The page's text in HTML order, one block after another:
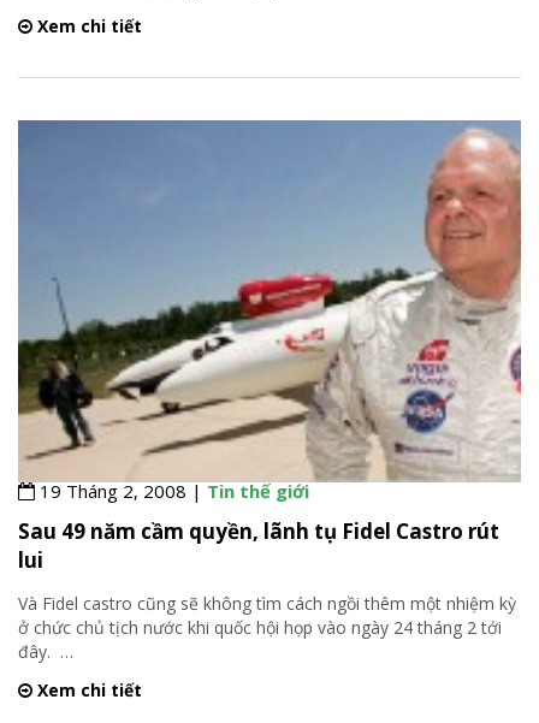
Xem chi tiết
19 Tháng 2, 2008 |Tin thế giới
Sau 49 năm cầm quyền, lãnh tụ Fidel Castro rút
lui
Và Fidel castro cũng sẽ không tìm cách ngồi thêm một nhiệm kỳ
ở chức chủ tịch nước khi quốc hội họp vào ngày 24 tháng 2 tới
đây. …
Xem chi tiết